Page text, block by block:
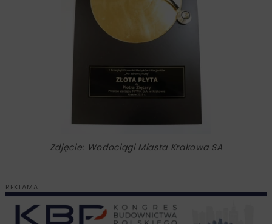
Zdjęcie: Wodociągi Miasta Krakowa SA
REKLAMA